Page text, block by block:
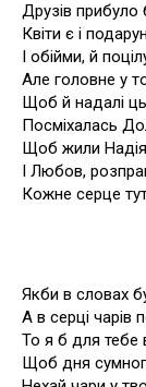
Друзів прибуло
Квіти є і
І обійми, й
Але головне у
Щоб й надалі
Посміхалась
Щоб жили Надія
І Любов,
Кожне серце тут
Якби в словах
А в серці чарів
То я б для тебе
Щоб дня